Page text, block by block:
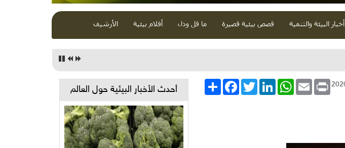
أخبار البيئة والتنمية قصص بيئية قصيرة ما قل ودل أفلام بيئية الأرشيف
انشر
FacebookTwitterLinkedInWhatsApp Email Print
أحدث الأخبار البيئية حول العالم